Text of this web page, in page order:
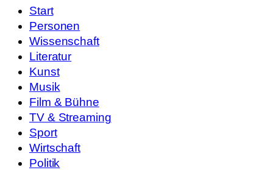
Start
Personen
Wissenschaft
Literatur
Kunst
Musik
Film & Bühne
TV & Streaming
Sport
Wirtschaft
Politik